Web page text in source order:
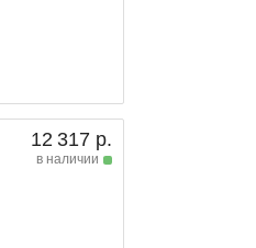
12 317 р.
в наличии